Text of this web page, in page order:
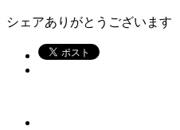
シェアありがとうございます